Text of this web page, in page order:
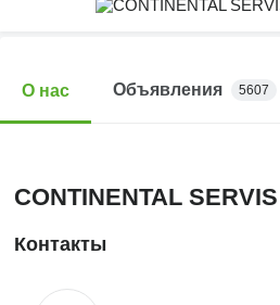
О нас Объявления 5607
CONTINENTAL
Контакты